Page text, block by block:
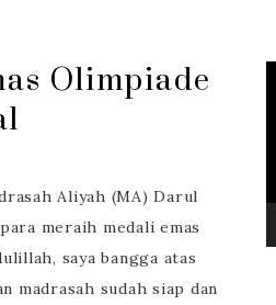
Olimpiade
Aliyah (MA) Darul
meraih medali emas
saya bangga atas
madrasah sudah siap dan